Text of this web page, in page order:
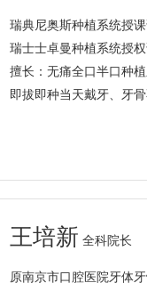
瑞典尼奥斯种植系统授
瑞士士卓曼种植系统授
擅长：无痛全口半口种植
即拔即种当天戴牙、牙
王培新 全科院长
原南京市口腔医院牙体